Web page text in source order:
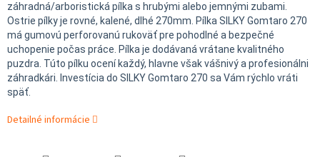
záhradná/arboristická pílka s hrubými alebo jemnými zubami.
Ostrie pílky je rovné, kalené, dlhé 270mm. Pílka SILKY Gomtaro 270
má gumovú perforovanú rukoväť pre pohodlné a bezpečné
uchopenie počas práce. Pílka je dodávaná vrátane kvalitného
puzdra. Túto pílku ocení každý, hlavne však vášnivý a profesionálni
záhradkári. Investícia do SILKY Gomtaro 270 sa Vám rýchlo vráti
späť.
Detailné informácie